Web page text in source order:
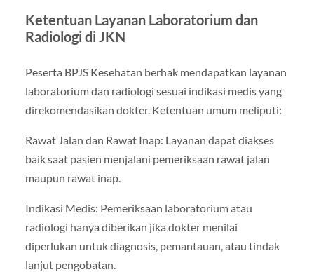
Ketentuan Layanan Laboratorium dan
Radiologi di JKN
Peserta BPJS Kesehatan berhak mendapatkan layanan
laboratorium dan radiologi sesuai indikasi medis yang
direkomendasikan dokter. Ketentuan umum meliputi:
Rawat Jalan dan Rawat Inap: Layanan dapat diakses
baik saat pasien menjalani pemeriksaan rawat jalan
maupun rawat inap.
Indikasi Medis: Pemeriksaan laboratorium atau
radiologi hanya diberikan jika dokter menilai
diperlukan untuk diagnosis, pemantauan, atau tindak
lanjut pengobatan.